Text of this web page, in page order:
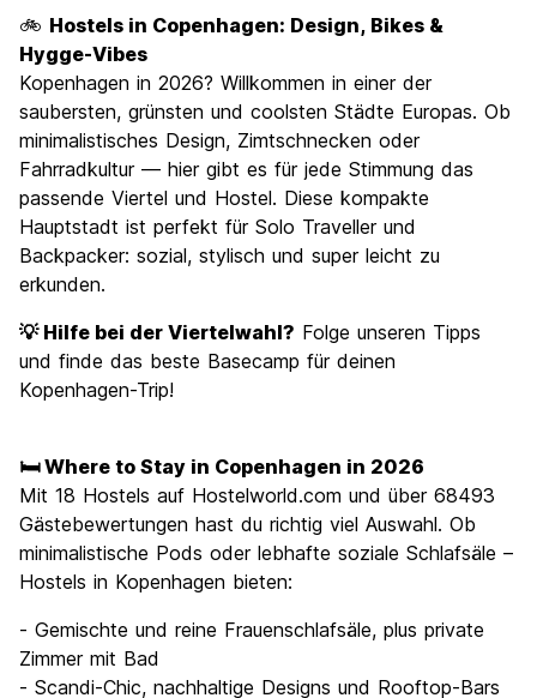
Kultur
Nachtleben / Party
Preis-Leistungsverhältnis
6.4
🚲 Hostels in Copenhagen: Design, Bikes &
Hygge-Vibes
Kopenhagen in 2026? Willkommen in einer der
saubersten, grünsten und coolsten Städte Europas. Ob
minimalistisches Design, Zimtschnecken oder
Fahrradkultur — hier gibt es für jede Stimmung das
passende Viertel und Hostel. Diese kompakte
Hauptstadt ist perfekt für Solo Traveller und
Backpacker: sozial, stylisch und super leicht zu
erkunden.
💡 Hilfe bei der Viertelwahl? Folge unseren Tipps
und finde das beste Basecamp für deinen
Kopenhagen-Trip!
🛏️ Where to Stay in Copenhagen in 2026
Mit 18 Hostels auf Hostelworld.com und über 68493
Gästebewertungen hast du richtig viel Auswahl. Ob
minimalistische Pods oder lebhafte soziale Schlafsäle –
Hostels in Kopenhagen bieten:
- Gemischte und reine Frauenschlafsäle, plus private
Zimmer mit Bad
- Scandi-Chic, nachhaltige Designs und Rooftop-Bars